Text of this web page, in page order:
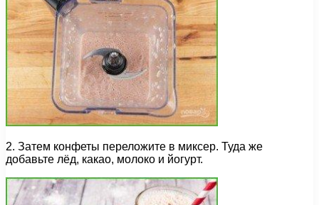
2. Затем конфеты переложите в миксер. Туда же
добавьте лёд, какао, молоко и йогурт.